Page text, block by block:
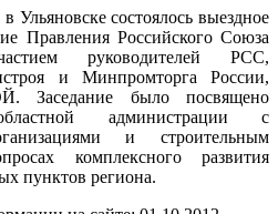
Ульяновске состоялось выездное
Правления Российского Союза
руководителей РСС,
и Минпромторга России,
было посвящено
администрации с
и строительным
комплексного развития
пунктов региона.